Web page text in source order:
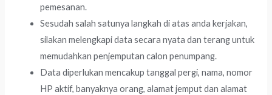
pemesanan.
Sesudah salah satunya langkah di atas anda kerjakan,
silakan melengkapi data secara nyata dan terang untuk
memudahkan penjemputan calon penumpang.
Data diperlukan mencakup tanggal pergi, nama, nomor
HP aktif, banyaknya orang, alamat jemput dan alamat